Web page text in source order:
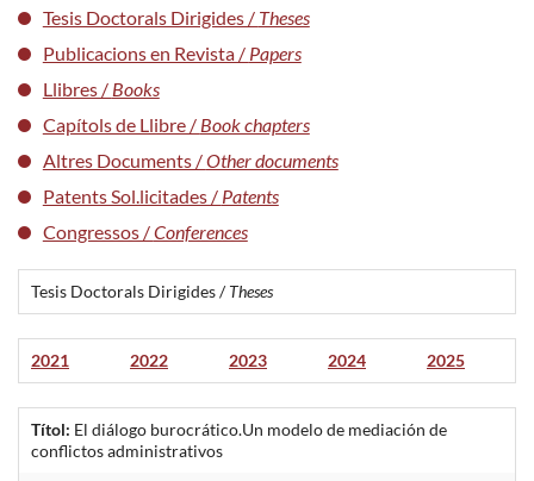
Tesis Doctorals Dirigides / Theses
Publicacions en Revista / Papers
Llibres / Books
Capítols de Llibre / Book chapters
Altres Documents /Other documents
Patents Sol.licitades / Patents
Congressos /Conferences
Tesis Doctorals Dirigides /Theses
2021 2022 2023 2024 2025
Títol: El diálogo burocrático.Un modelo de mediación de
conflictos administrativos